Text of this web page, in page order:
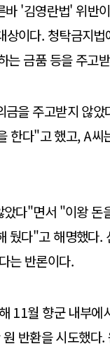
'김영란법' 위반
상이다. 청탁금지
금품 등을 주고
을 주고받지 않
한다"고 했고, A
다"면서 "이왕 돈
뒀다"고 해명했다
는 반론이다.
11월 향군 내부
반환을 시도했다